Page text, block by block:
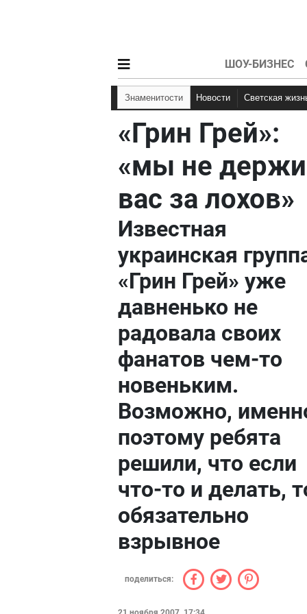
ШОУ-БИЗНЕС
Знаменитости Новости Светская
«Грин Грей»:
«мы не
вас за лохов»
Известная
украинская
«Грин Грей» уже
давненько не
радовала своих
фанатов чем-то
новеньким.
Возможно,
поэтому ребята
решили, что если
что-то и делать,
обязательно
взрывное
поделиться: